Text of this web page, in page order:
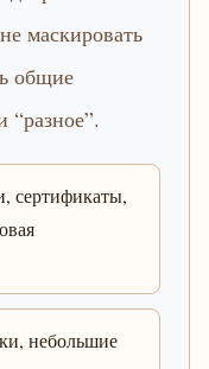
маскировать
общие
“разное”.
сертификаты,
небольшие